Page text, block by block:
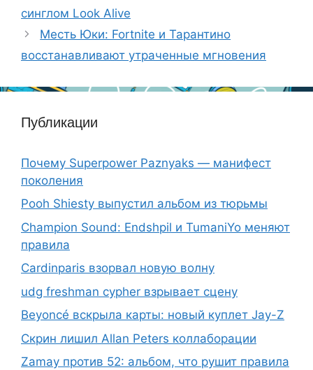
синглом Look Alive
Месть Юки: Fortnite и Тарантино
восстанавливают утраченные мгновения
Публикации
Почему Superpower Paznyaks — манифест
поколения
Pooh Shiesty выпустил альбом из тюрьмы
Champion Sound: Endshpil и TumaniYo меняют
правила
Cardinparis взорвал новую волну
udg freshman cypher взрывает сцену
Beyoncé вскрыла карты: новый куплет Jay-Z
Скрин лишил Allan Peters коллаборации
Zamay против 52: альбом, что рушит правила